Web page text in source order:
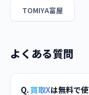
TOMIYA富屋
よくある質問
Q.買取Xは無料で